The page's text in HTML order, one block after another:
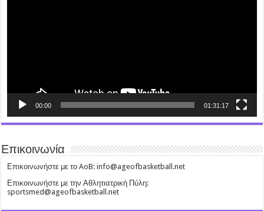
00:00 01:31:17
Επικοινωνία
Επικοινωνήστε με το AoB: info@ageofbasketball.net
Επικοινωνήστε με την Αθλητιατρική Πύλη:
sportsmed@ageofbasketball.net